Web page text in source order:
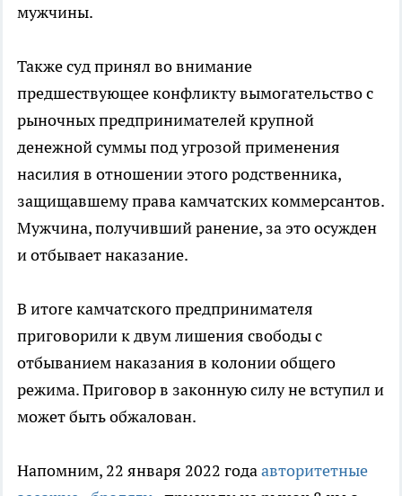
мужчины.
Также суд принял во внимание
предшествующее конфликту вымогательство с
рыночных предпринимателей крупной
денежной суммы под угрозой применения
насилия в отношении этого родственника,
защищавшему права камчатских коммерсантов.
Мужчина, получивший ранение, за это осужден
и отбывает наказание.
В итоге камчатского предпринимателя
приговорили к двум лишения свободы с
отбыванием наказания в колонии общего
режима. Приговор в законную силу не вступил и
может быть обжалован.
Напомним, 22 января 2022 годаавторитетные